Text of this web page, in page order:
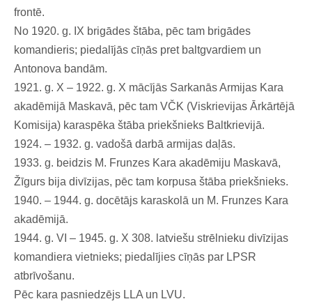
frontē.
No 1920. g. IX brigādes štāba, pēc tam brigādes
komandieris; piedalījās cīņās pret baltgvardiem un
Antonova bandām.
1921. g. X – 1922. g. X mācījās Sarkanās Armijas Kara
akadēmijā Maskavā, pēc tam VČK (Viskrievijas Ārkārtējā
Komisija) karaspēka štāba priekšnieks Baltkrievijā.
1924. – 1932. g. vadošā darbā armijas daļās.
1933. g. beidzis M. Frunzes Kara akadēmiju Maskavā,
Žīgurs bija divīzijas, pēc tam korpusa štāba priekšnieks.
1940. – 1944. g. docētājs karaskolā un M. Frunzes Kara
akadēmijā.
1944. g. VI – 1945. g. X 308. latviešu strēlnieku divīzijas
komandiera vietnieks; piedalījies cīņās par LPSR
atbrīvošanu.
Pēc kara pasniedzējs LLA un LVU.